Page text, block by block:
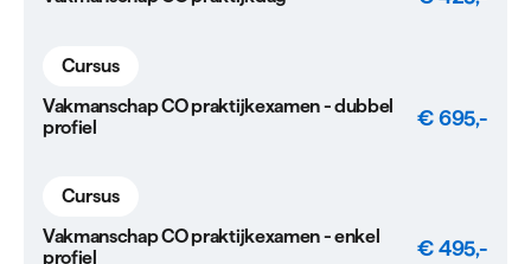
Vakmanschap CO praktijkexamen - dubbel
profiel
Cursus
€ 695,-
Vakmanschap CO praktijkexamen - enkel
profiel
Cursus
€ 495,-